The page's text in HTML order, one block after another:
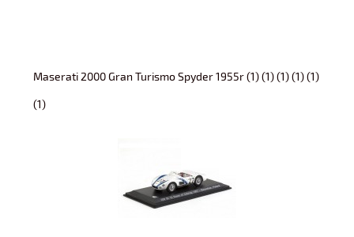
Maserati 2000 Gran Turismo Spyder 1955r (1) (1) (1) (1) (1)
(1)